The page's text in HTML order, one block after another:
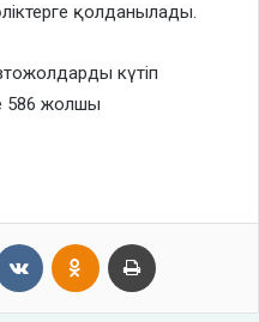
қолданылады.
күтіп
586 жолшы
VKontakteOdnoklassniki